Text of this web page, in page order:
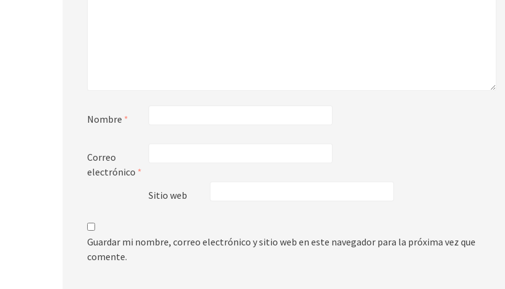
Nombre *
Correo
electrónico *
Sitio web
Guardar mi nombre, correo electrónico y sitio web en este navegador para la próxima vez que
comente.